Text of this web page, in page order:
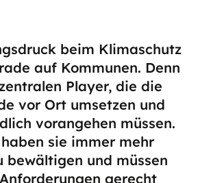
beim Klimaschutz
auf Kommunen. Denn
Player, die die
vor Ort umsetzen und
vorangehen müssen.
sie immer mehr
bewältigen und müssen
gerecht